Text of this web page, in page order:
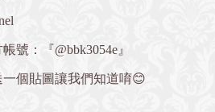
號：『@bbk3054e』
個貼圖讓我們知道唷😊